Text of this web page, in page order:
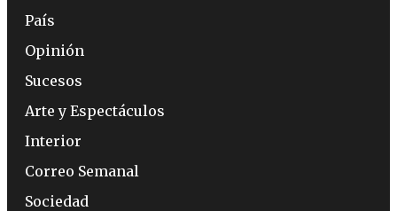
País
Opinión
Sucesos
Arte y Espectáculos
Interior
Correo Semanal
Sociedad